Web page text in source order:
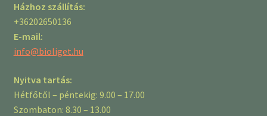
Házhoz szállítás:
+36202650136
E-mail:
info@bioliget.hu
Nyitva tartás:
Hétfőtől – péntekig: 9.00 – 17.00
Szombaton: 8.30 – 13.00